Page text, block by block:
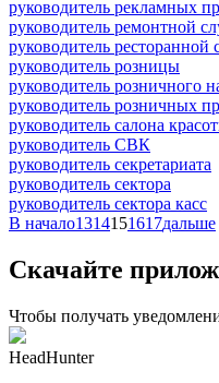
руководитель рекламных
руководитель ремонтной
руководитель ресторанной
руководитель розницы
руководитель розничного
руководитель розничных
руководитель салона
руководитель СВК
руководитель секретариата
руководитель сектора
руководитель сектора касс
В начало1314151617дальше
Скачайте
Чтобы получать
HeadHunter